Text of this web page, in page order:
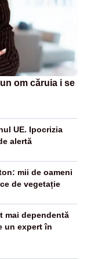
om căruia i se
UE. Ipocrizia
alertă
mii de oameni
de vegetație
mai dependentă
un expert în